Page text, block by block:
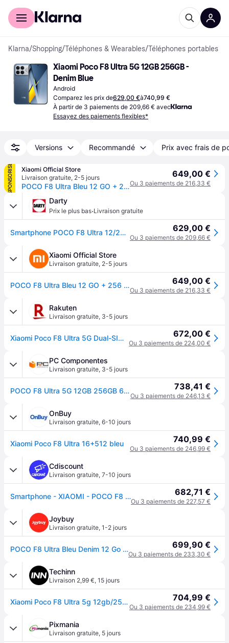
Acheter avec Klarna
Klarna/Shopping/Téléphones & Wearables/Téléphones portables
Xiaomi Poco F8 Ultra 5G 12GB 256GB -
Denim Blue
Android
Comparez les prix de629,00 €à740,99 €
À partir de 3 paiements de 209,66 € avec
Essayez des paiements flexibles*
Versions Recommandé Prix avec frais de
SPONSORISÉ
Xiaomi Official Store
Livraison gratuite, 2-5 jours
POCO F8 Ultra Bleu 12 GO + 256 GO
649,00 €
Ou 3 paiements de 216,33 €
Darty
Prix le plus bas·Livraison gratuite
Smartphone POCO F8 Ultra 12/256Go Bleu Edition européenne 629,00 €
Ou 3 paiements de 209,66 €
Xiaomi Official Store
Livraison gratuite, 2-5 jours
POCO F8 Ultra Bleu 12 GO + 256 GO 649,00 €
Ou 3 paiements de 216,33 €
Rakuten
Livraison gratuite, 3-5 jours
Xiaomi Poco F8 Ultra 5G Dual-SIM 256 Go Bleu Denim 672,00 €
Ou 3 paiements de 224,00 €
PC Componentes
Livraison gratuite, 3-5 jours
POCO F8 Ultra 5G 12GB 256GB 6.9" Bleu Denim 738,41 €
Ou 3 paiements de 246,13 €
OnBuy
Livraison gratuite, 6-10 jours
Xiaomi Poco F8 Ultra 16+512 bleu 740,99 €
Ou 3 paiements de 246,99 €
Cdiscount
Livraison gratuite, 7-10 jours
Smartphone - XIAOMI - POCO F8 Ultra - 12 Go RAM - 256 Go - Écran AMOLED 69 120 Hz - Bleu 682,71 €
Ou 3 paiements de 227,57 €
Joybuy
Livraison gratuite, 1-2 jours
POCO F8 Ultra Bleu Denim 12 Go de RAM 256 Go de ROM 699,90 €
Ou 3 paiements de 233,30 €
Techinn
Livraison 2,99 €, 15 jours
Xiaomi Poco F8 Ultra 5g 12gb/256gb 6.9´´ Bleu 704,99 €
Ou 3 paiements de 234,99 €
Pixmania
Livraison gratuite, 5 jours